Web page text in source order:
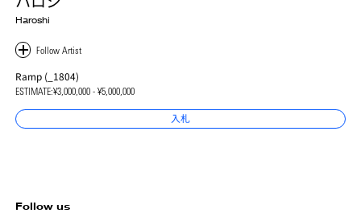
Haroshi
Ramp (_1804)
ESTIMATE:¥3,000,000 - ¥5,000,000
入札
Follow us